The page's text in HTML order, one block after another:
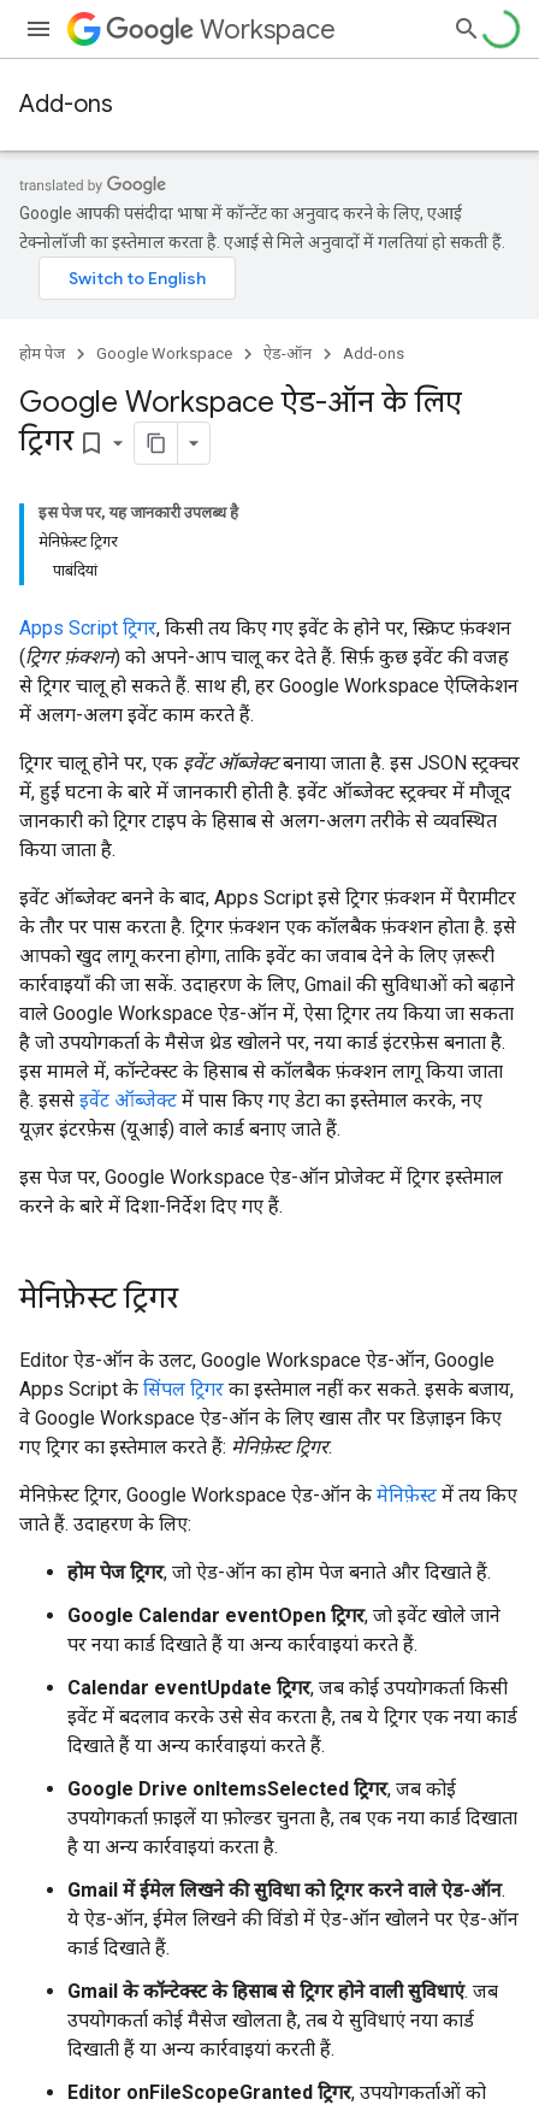
Workspace
Add-ons
Google आपकी पसंदीदा भाषा में कॉन्टेंट का अनुवाद करने के लिए, एआई
टेक्नोलॉजी का इस्तेमाल करता है. एआई से मिले अनुवादों में गलतियां हो सकती हैं.
होम पेज Google Workspace ऐड-ऑन Add-ons
Google Workspace ऐड-ऑन के लिए
ट्रिगर bookmark_border
इस पेज पर, यह जानकारी उपलब्ध है
मेनिफ़ेस्ट ट्रिगर
पाबंदियां
Apps Script ट्रिगर, किसी तय किए गए इवेंट के होने पर, स्क्रिप्ट फ़ंक्शन
(ट्रिगर फ़ंक्शन) को अपने-आप चालू कर देते हैं. सिर्फ़ कुछ इवेंट की वजह
से ट्रिगर चालू हो सकते हैं. साथ ही, हर Google Workspace ऐप्लिकेशन
में अलग-अलग इवेंट काम करते हैं.
ट्रिगर चालू होने पर, एक इवेंट ऑब्जेक्टबनाया जाता है. इस JSON स्ट्रक्चर
में, हुई घटना के बारे में जानकारी होती है. इवेंट ऑब्जेक्ट स्ट्रक्चर में मौजूद
जानकारी को ट्रिगर टाइप के हिसाब से अलग-अलग तरीके से व्यवस्थित
किया जाता है.
इवेंट ऑब्जेक्ट बनने के बाद, Apps Script इसे ट्रिगर फ़ंक्शन में पैरामीटर
के तौर पर पास करता है. ट्रिगर फ़ंक्शन एक कॉलबैक फ़ंक्शन होता है. इसे
आपको खुद लागू करना होगा, ताकि इवेंट का जवाब देने के लिए ज़रूरी
कार्रवाइयाँ की जा सकें. उदाहरण के लिए, Gmail की सुविधाओं को बढ़ाने
वाले Google Workspace ऐड-ऑन में, ऐसा ट्रिगर तय किया जा सकता
है जो उपयोगकर्ता के मैसेज थ्रेड खोलने पर, नया कार्ड इंटरफ़ेस बनाता है.
इस मामले में, कॉन्टेक्स्ट के हिसाब से कॉलबैक फ़ंक्शन लागू किया जाता
है. इससे इवेंट ऑब्जेक्ट में पास किए गए डेटा का इस्तेमाल करके, नए
यूज़र इंटरफ़ेस (यूआई) वाले कार्ड बनाए जाते हैं.
इस पेज पर, Google Workspace ऐड-ऑन प्रोजेक्ट में ट्रिगर इस्तेमाल
करने के बारे में दिशा-निर्देश दिए गए हैं.
मेनिफ़ेस्ट ट्रिगर
Editor ऐड-ऑन के उलट, Google Workspace ऐड-ऑन, Google
Apps Script के सिंपल ट्रिगर का इस्तेमाल नहीं कर सकते. इसके बजाय,
वे Google Workspace ऐड-ऑन के लिए खास तौर पर डिज़ाइन किए
गए ट्रिगर का इस्तेमाल करते हैं: मेनिफ़ेस्ट ट्रिगर.
मेनिफ़ेस्ट ट्रिगर, Google Workspace ऐड-ऑन के मेनिफ़ेस्ट में तय किए
जाते हैं. उदाहरण के लिए:
होम पेज ट्रिगर, जो ऐड-ऑन का होम पेज बनाते और दिखाते हैं.
Google Calendar eventOpen ट्रिगर, जो इवेंट खोले जाने
पर नया कार्ड दिखाते हैं या अन्य कार्रवाइयां करते हैं.
Calendar eventUpdate ट्रिगर, जब कोई उपयोगकर्ता किसी
इवेंट में बदलाव करके उसे सेव करता है, तब ये ट्रिगर एक नया कार्ड
दिखाते हैं या अन्य कार्रवाइयां करते हैं.
Google Drive onItemsSelected ट्रिगर, जब कोई
उपयोगकर्ता फ़ाइलें या फ़ोल्डर चुनता है, तब एक नया कार्ड दिखाता
है या अन्य कार्रवाइयां करता है.
Gmail में ईमेल लिखने की सुविधा को ट्रिगर करने वाले ऐड-ऑन.
ये ऐड-ऑन, ईमेल लिखने की विंडो में ऐड-ऑन खोलने पर ऐड-ऑन
कार्ड दिखाते हैं.
Gmail के कॉन्टेक्स्ट के हिसाब से ट्रिगर होने वाली सुविधाएं. जब
उपयोगकर्ता कोई मैसेज खोलता है, तब ये सुविधाएं नया कार्ड
दिखाती हैं या अन्य कार्रवाइयां करती हैं.
Editor onFileScopeGranted ट्रिगर, उपयोगकर्ताओं को